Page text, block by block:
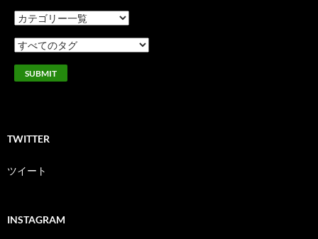
TWITTER
ツイート
INSTAGRAM